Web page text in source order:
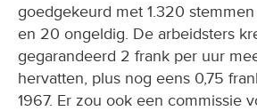
goedgekeurd met 1.320
en 20 ongeldig. De arbeidsters
gegarandeerd 2 frank per uur
hervatten, plus nog eens 0,75
1967. Er zou ook een commissie